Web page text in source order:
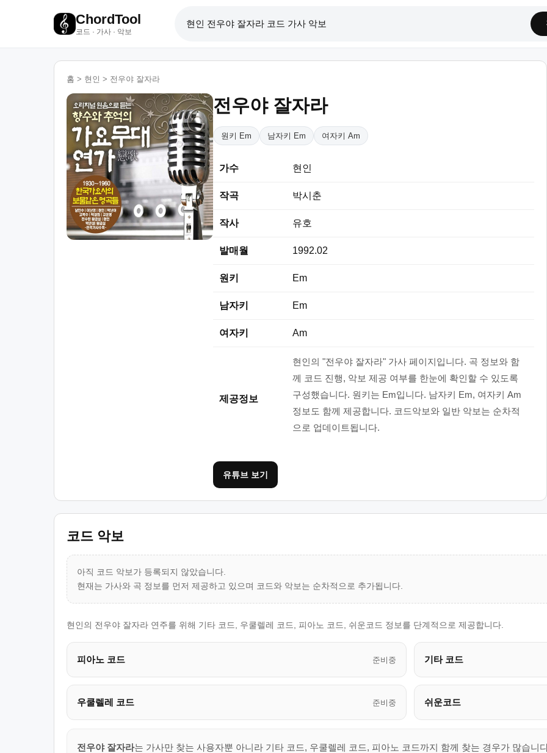
ChordTool
코드 · 가사 · 악보
홈 > 현인 > 전우야 잘자라
전우야 잘자라
원키 Em 남자키 Em 여자키 Am
가수 현인
작곡 박시춘
작사 유호
발매월 1992.02
원키 Em
남자키 Em
여자키 Am
제공정보
현인의 "전우야 잘자라" 가사 페이지입니다. 곡 정보와 함
께 코드 진행, 악보 제공 여부를 한눈에 확인할 수 있도록
구성했습니다. 원키는 Em입니다. 남자키 Em, 여자키 Am
정보도 함께 제공합니다. 코드악보와 일반 악보는 순차적
으로 업데이트됩니다.
유튜브 보기
코드 악보
아직 코드 악보가 등록되지 않았습니다.
현재는 가사와 곡 정보를 먼저 제공하고 있으며 코드와 악보는 순차적으로 추가됩니다.
현인의 전우야 잘자라 연주를 위해 기타 코드, 우쿨렐레 코드, 피아노 코드, 쉬운코드 정보를 단계적으로 제공합니다.
피아노 코드 준비중 기타 코드
우쿨렐레 코드 준비중 쉬운코드
전우야 잘자라는 가사만 찾는 사용자뿐 아니라 기타 코드, 우쿨렐레 코드, 피아노 코드까지 함께 찾는 경우가 많습니